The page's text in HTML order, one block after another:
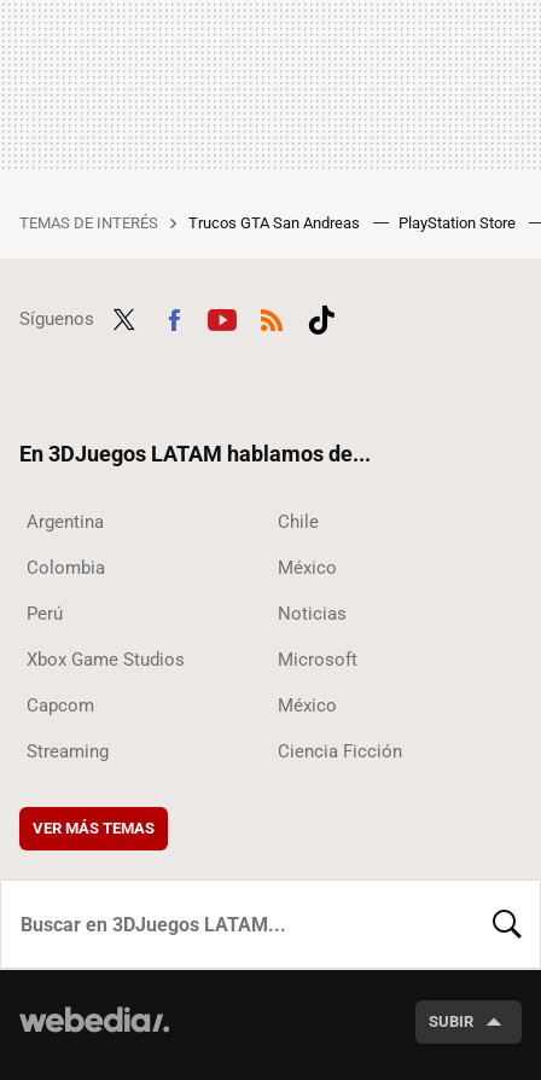
TEMAS DE INTERÉS Trucos GTA San Andreas PlayStation Store
Síguenos
En 3DJuegos LATAM hablamos de...
Argentina Chile
Colombia México
Perú Noticias
Xbox Game Studios Microsoft
Capcom México
Streaming Ciencia Ficción
VER MÁS TEMAS
SUBIR